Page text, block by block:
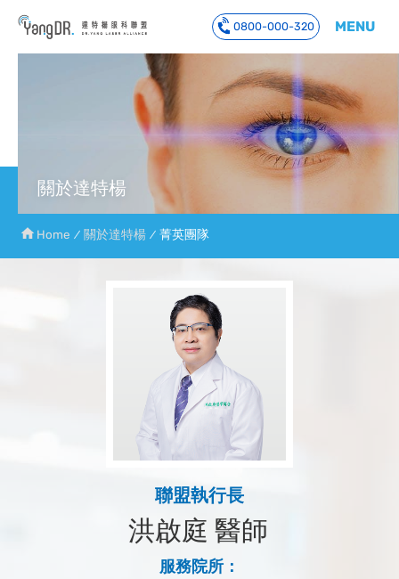
0800-000-320 MENU
關於達特楊
Home 關於達特楊 菁英團隊
聯盟執行長
洪啟庭 醫師
服務院所：